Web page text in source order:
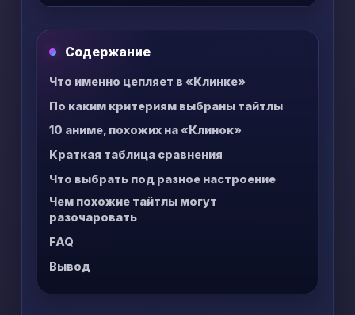
монстров.
Содержание
Что именно цепляет в «Клинке»
По каким критериям выбраны тайтлы
10 аниме, похожих на «Клинок»
Краткая таблица сравнения
Что выбрать под разное настроение
Чем похожие тайтлы могут
разочаровать
FAQ
Вывод